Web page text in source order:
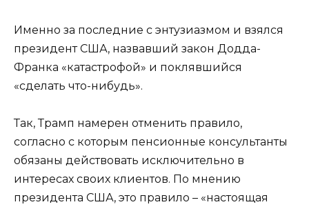
Именно за последние с энтузиазмом и взялся
президент США, назвавший закон Додда-
Франка «катастрофой» и поклявшийся
«сделать что-нибудь».
Так, Трамп намерен отменить правило,
согласно с которым пенсионные консультанты
обязаны действовать исключительно в
интересах своих клиентов. По мнению
президента США, это правило – «настоящая